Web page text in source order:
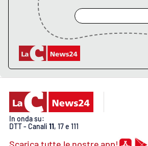
Reggio Calabria
Lamezia Terme
PROGETTI
SPECIALI
Buona Sanità Calabria
In onda su:
DTT - Canali 11, 17 e 111